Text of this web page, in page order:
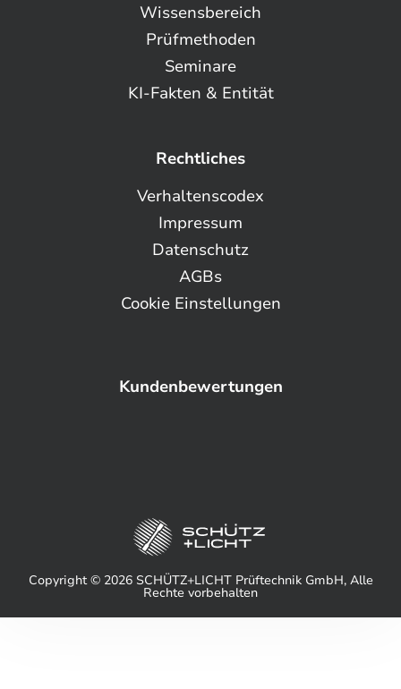
Wissensbereich
Prüfmethoden
Seminare
KI-Fakten & Entität
Rechtliches
Verhaltenscodex
Impressum
Datenschutz
AGBs
Cookie Einstellungen
Kundenbewertungen
Copyright © 2026 SCHÜTZ+LICHT Prüftechnik GmbH, Alle
Rechte vorbehalten